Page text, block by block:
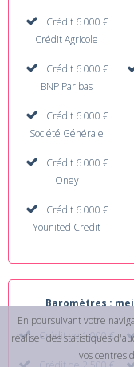
Crédit 6 000 €
Crédit Agricole
Crédit 6 000 €
BNP Paribas
Crédit 6 000 €
Société Générale
Crédit 6 000 €
Oney
Crédit 6 000 €
Younited Credit
Baromètres :
Crédit de 1 000 €
En poursuivant votre
réaliser des statistiques
vos centres